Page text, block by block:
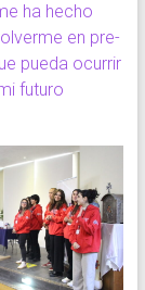
ha hecho
en pre-
pueda ocurrir
futuro